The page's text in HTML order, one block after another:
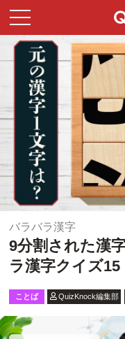
バラバラ漢字
9分割された漢
ラ漢字クイズ15
ことば QuizKnock編集部